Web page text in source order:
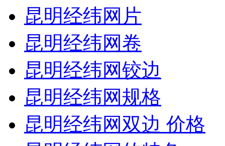
昆明经纬网片
昆明经纬网卷
昆明经纬网铰边
昆明经纬网规格
昆明经纬网双边 价格